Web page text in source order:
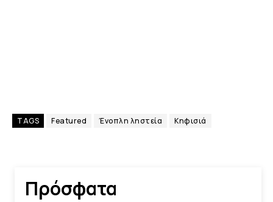
TAGS Featured Ένοπλη ληστεία Κηφισιά
Πρόσφατα